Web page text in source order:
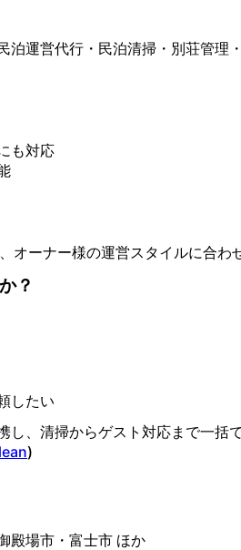
運営代行・民泊清掃・別荘管理
も対応
オーナー様の運営スタイルに合
？
したい
し、清掃からゲスト対応まで一
⁠)
殿場市・富士市 ほか